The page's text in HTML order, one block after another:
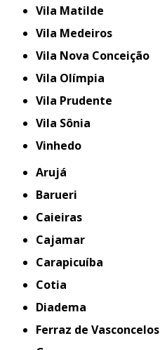
Vila Matilde
Vila Medeiros
Vila Nova Conceição
Vila Olímpia
Vila Prudente
Vila Sônia
Vinhedo
Arujá
Barueri
Caieiras
Cajamar
Carapicuíba
Cotia
Diadema
Ferraz de Vasconcelos